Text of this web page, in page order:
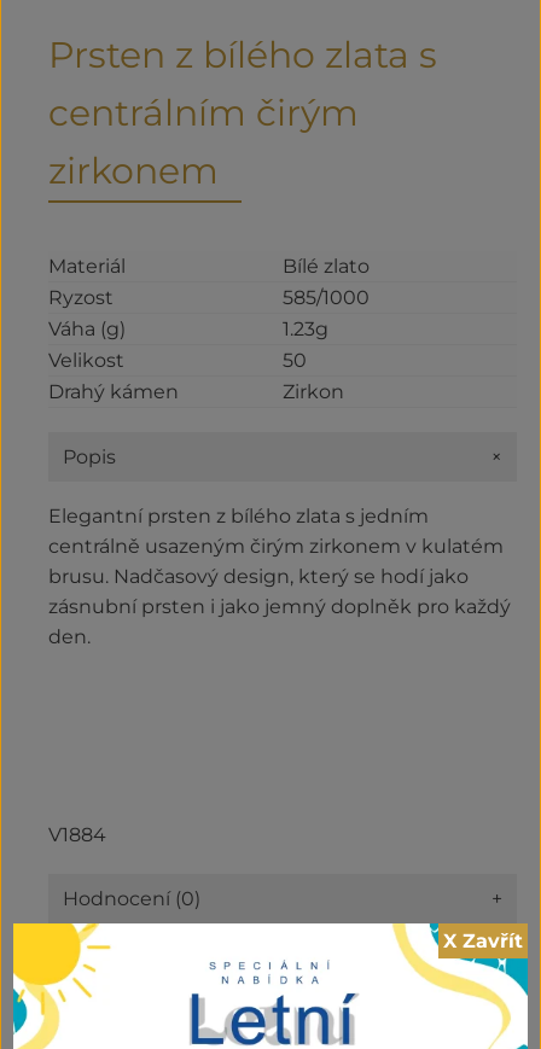
Prsten z bílého zlata s
centrálním čirým
zirkonem
Materiál
Bílé zlato
Ryzost
585/1000
Váha (g)
1.23g
Velikost
50
Drahý kámen
Zirkon
Popis +
Elegantní prsten z bílého zlata s jedním
centrálně usazeným čirým zirkonem v kulatém
brusu. Nadčasový design, který se hodí jako
zásnubní prsten i jako jemný doplněk pro každý
den.
V1884
Hodnocení (0) +
Kategorie: ,Prsteny
3.430,00 vč DPH ZR
X Zavřít